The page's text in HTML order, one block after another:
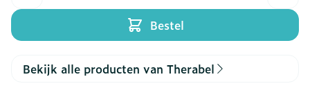
Bestel
Bekijk alle producten van Therabel